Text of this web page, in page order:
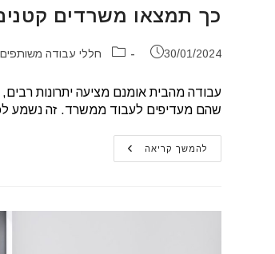
כך תמצאו משרדים
פורסם:
30/01/2024 קטגוריה:חללי עבודה משותפים
עבודה מהבית אומנם מציעה יתרונות
שהם מעדיפים לעבוד ממשרד. זה נשמע
להמשך קריאה
כך
תמצאו